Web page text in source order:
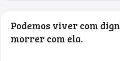
Podemos viver com
morrer com ela.